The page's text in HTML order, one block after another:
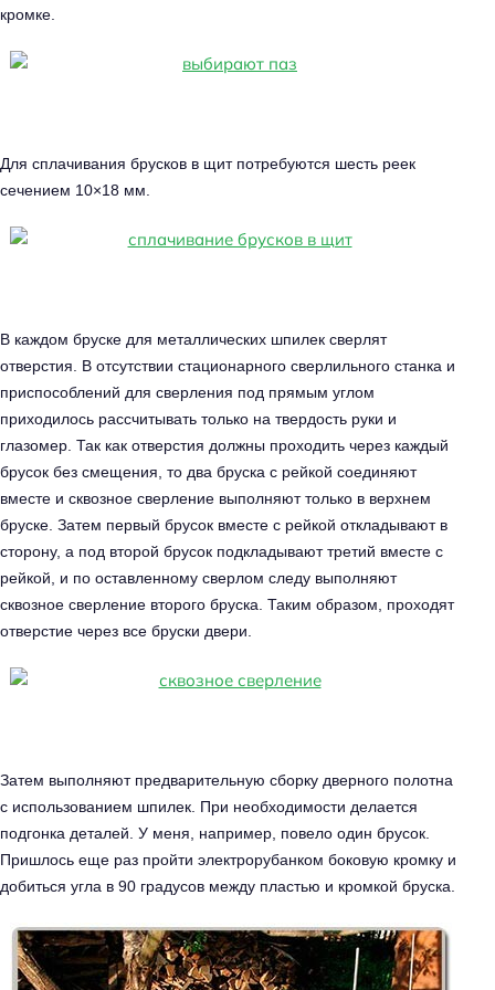
кромке.
Для сплачивания брусков в щит потребуются шесть реек
сечением 10×18 мм.
В каждом бруске для металлических шпилек сверлят
отверстия. В отсутствии стационарного сверлильного станка и
приспособлений для сверления под прямым углом
приходилось рассчитывать только на твердость руки и
глазомер. Так как отверстия должны проходить через каждый
брусок без смещения, то два бруска с рейкой соединяют
вместе и сквозное сверление выполняют только в верхнем
бруске. Затем первый брусок вместе с рейкой откладывают в
сторону, а под второй брусок подкладывают третий вместе с
рейкой, и по оставленному сверлом следу выполняют
сквозное сверление второго бруска. Таким образом, проходят
отверстие через все бруски двери.
Затем выполняют предварительную сборку дверного полотна
с использованием шпилек. При необходимости делается
подгонка деталей. У меня, например, повело один брусок.
Пришлось еще раз пройти электрорубанком боковую кромку и
добиться угла в 90 градусов между пластью и кромкой бруска.